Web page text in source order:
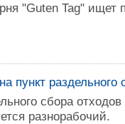
"Gutеn Tag" ищет
пункт раздельного
сбора
разнорабочий.